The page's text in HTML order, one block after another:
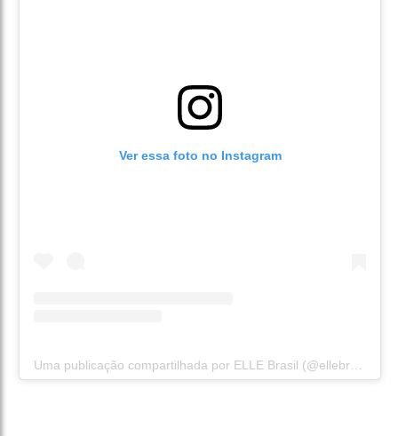
Ver essa foto no Instagram